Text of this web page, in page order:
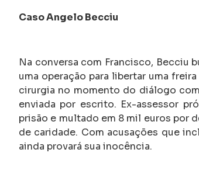
Caso Angelo Becciu
Na conversa com Francisco, Becciu
uma operação para libertar uma
cirurgia no momento do diálogo
enviada por escrito. Ex-assessor
prisão e multado em 8 mil euros por
de caridade. Com acusações que
ainda provará sua inocência.